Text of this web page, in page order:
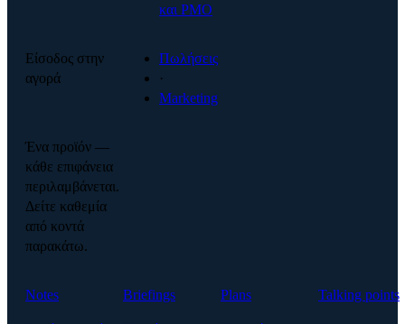
και PMO
Είσοδος στην
αγορά
Πωλήσεις
·
Marketing
Ένα προϊόν —
κάθε επιφάνεια
περιλαμβάνεται.
Δείτε καθεμία
από κοντά
παρακάτω.
Notes Briefings Plans Talking points